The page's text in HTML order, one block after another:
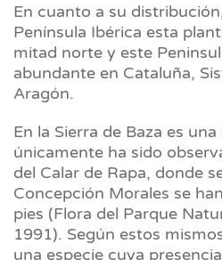
En cuanto a su
Península Ibérica esta
mitad norte y este
abundante en Cataluña,
Aragón.
En la Sierra de Baza es
únicamente ha sido
del Calar de Rapa, donde
Concepción Morales se
pies (Flora del Parque
1991). Según estos
una especie cuya